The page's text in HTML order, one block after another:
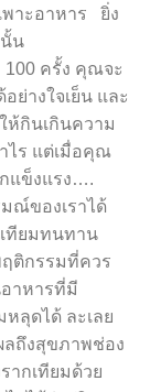
พาะอาหาร ยิ่ง
มากเท่านั้น
ครั้ง คุณจะ
ย่างใจเย็น และ
ห้กินเกินความ
ไร แต่เมื่อคุณ
กแข็งแรง….
ณ์ของเราได้
ทียมทนทาน
ติกรรมที่ควร
าหารที่มี
ลุดได้ ละเลย
ลถึงสุขภาพช่อง
ากเทียมด้วย